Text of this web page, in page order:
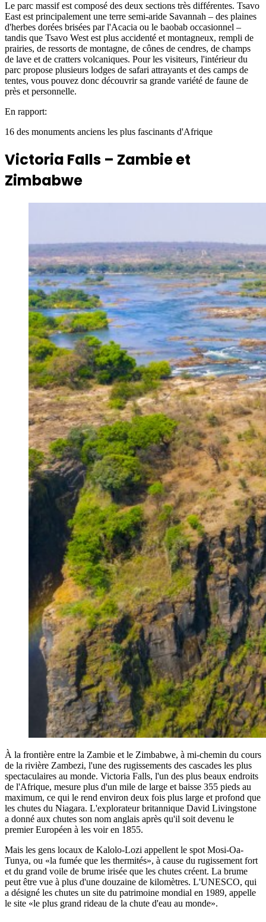
Le parc massif est composé des deux sections très différentes. Tsavo
East est principalement une terre semi-aride Savannah – des plaines
d'herbes dorées brisées par l'Acacia ou le baobab occasionnel –
tandis que Tsavo West est plus accidenté et montagneux, rempli de
prairies, de ressorts de montagne, de cônes de cendres, de champs
de lave et de cratters volcaniques. Pour les visiteurs, l'intérieur du
parc propose plusieurs lodges de safari attrayants et des camps de
tentes, vous pouvez donc découvrir sa grande variété de faune de
près et personnelle.
En rapport:
16 des monuments anciens les plus fascinants d'Afrique
Victoria Falls – Zambie et
Zimbabwe
À la frontière entre la Zambie et le Zimbabwe, à mi-chemin du cours
de la rivière Zambezi, l'une des rugissements des cascades les plus
spectaculaires au monde. Victoria Falls, l'un des plus beaux endroits
de l'Afrique, mesure plus d'un mile de large et baisse 355 pieds au
maximum, ce qui le rend environ deux fois plus large et profond que
les chutes du Niagara. L'explorateur britannique David Livingstone
a donné aux chutes son nom anglais après qu'il soit devenu le
premier Européen à les voir en 1855.
Mais les gens locaux de Kalolo-Lozi appellent le spot Mosi-Oa-
Tunya, ou «la fumée que les thermités», à cause du rugissement fort
et du grand voile de brume irisée que les chutes créent. La brume
peut être vue à plus d'une douzaine de kilomètres. L'UNESCO, qui
a désigné les chutes un site du patrimoine mondial en 1989, appelle
le site «le plus grand rideau de la chute d'eau au monde».